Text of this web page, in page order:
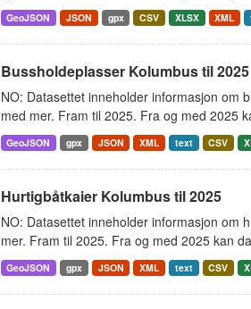
GeoJSON JSON gpx CSV XLSX XML
Bussholdeplasser Kolumbus til 2025
NO: Datasettet inneholder informasjon om
med mer. Fram til 2025. Fra og med 2025
GeoJSON gpx JSON XML text CSV
Hurtigbåtkaier Kolumbus til 2025
NO: Datasettet inneholder informasjon om
mer. Fram til 2025. Fra og med 2025 kan
GeoJSON gpx JSON XML text CSV